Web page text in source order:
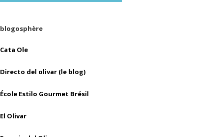
blogosphère
Cata Ole
Directo del olivar (le blog)
École Estilo Gourmet Brésil
El Olivar